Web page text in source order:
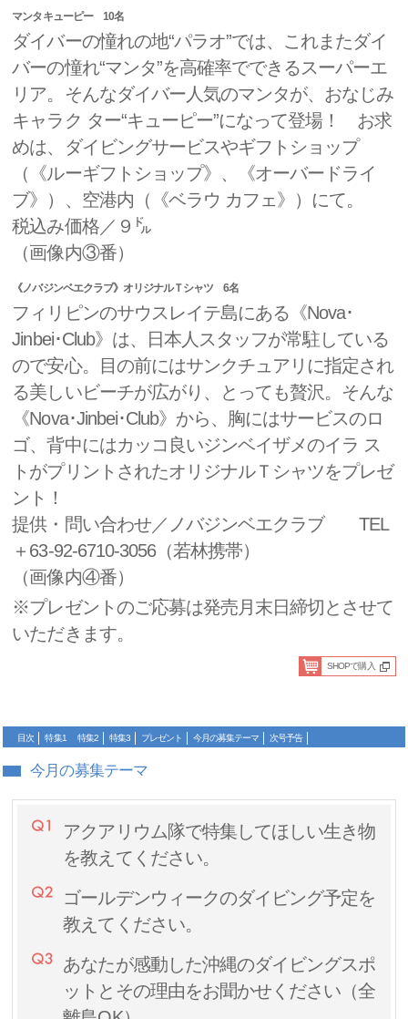
マンタキューピー 10名
ダイバーの憧れの地“パラオ”では、これまたダイ
バーの憧れ“マンタ”を高確率でできるスーパーエ
リア。そんなダイバー人気のマンタが、おなじみ
キャラク ター“キューピー”になって登場！ お求
めは、ダイビングサービスやギフトショップ
（《ルーギフトショップ》、《オーバードライ
ブ》）、空港内（《ベラウ カフェ》）にて。
税込み価格／９㌦
（画像内③番）
《ノバジンベエクラブ》オリジナルＴシャツ 6名
フィリピンのサウスレイテ島にある《Nova･
Jinbei･Club》は、日本人スタッフが常駐している
ので安心。目の前にはサンクチュアリに指定され
る美しいビーチが広がり、とっても贅沢。そんな
《Nova･Jinbei･Club》から、胸にはサービスのロ
ゴ、背中にはカッコ良いジンベイザメのイラ ス
トがプリントされたオリジナルＴシャツをプレゼ
ント！
提供・問い合わせ／ノバジンベエクラブ TEL
＋63-92-6710-3056（若林携帯）
（画像内④番）
※プレゼントのご応募は発売月末日締切とさせて
いただきます。
SHOPで購入
目次 特集1 特集2 特集3 プレゼント 今月の募集テーマ 次号予告
今月の募集テーマ
アクアリウム隊で特集してほしい生き物
を教えてください。
ゴールデンウィークのダイビング予定を
教えてください。
あなたが感動した沖縄のダイビングスポ
ットとその理由をお聞かせください（全